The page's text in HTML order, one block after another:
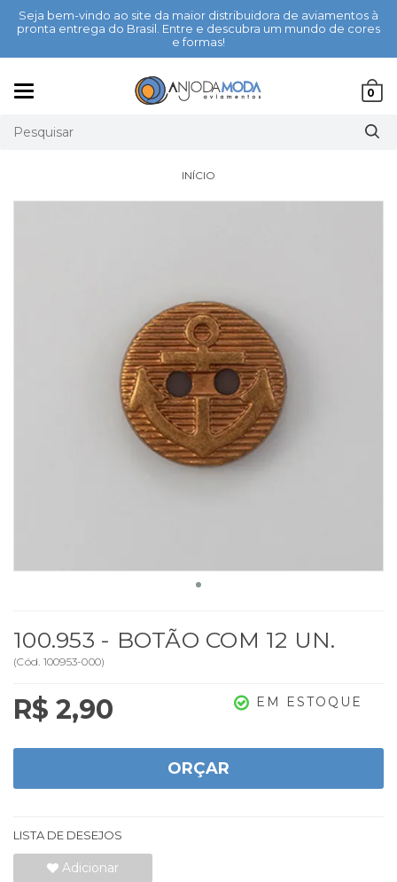
Seja bem-vindo ao site da maior distribuidora de aviamentos à
pronta entrega do Brasil. Entre e descubra um mundo de cores
e formas!
0
INÍCIO
100.953 - BOTÃO COM 12 UN.
(Cód. 100953-000)
R$ 2,90 EM ESTOQUE
ORÇAR
LISTA DE DESEJOS
Adicionar